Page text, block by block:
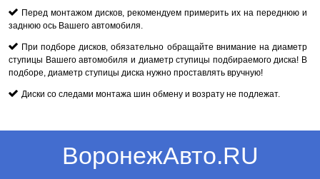
Перед монтажом дисков, рекомендуем примерить их на переднюю и
заднюю ось Вашего автомобиля.
При подборе дисков, обязательно обращайте внимание на диаметр
ступицы Вашего автомобиля и диаметр ступицы подбираемого диска! В
подборе, диаметр ступицы диска нужно проставлять вручную!
Диски со следами монтажа шин обмену и возрату не подлежат.
ВоронежАвто.RU